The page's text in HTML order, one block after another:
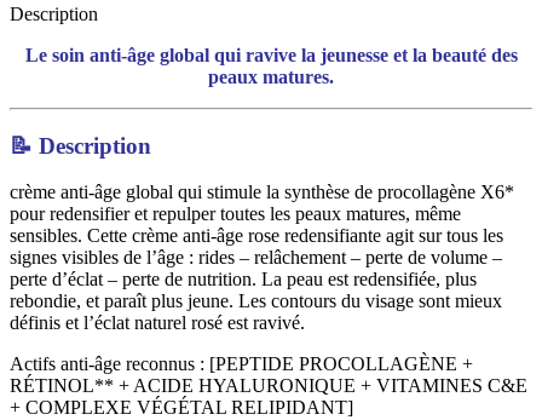
Description
Le soin anti-âge global qui ravive la jeunesse et la beauté des
peaux matures.
📝 Description
crème anti-âge global qui stimule la synthèse de procollagène X6*
pour redensifier et repulper toutes les peaux matures, même
sensibles. Cette crème anti-âge rose redensifiante agit sur tous les
signes visibles de l’âge : rides – relâchement – perte de volume –
perte d’éclat – perte de nutrition. La peau est redensifiée, plus
rebondie, et paraît plus jeune. Les contours du visage sont mieux
définis et l’éclat naturel rosé est ravivé.
Actifs anti-âge reconnus : [PEPTIDE PROCOLLAGÈNE +
RÉTINOL** + ACIDE HYALURONIQUE + VITAMINES C&E
+ COMPLEXE VÉGÉTAL RELIPIDANT]